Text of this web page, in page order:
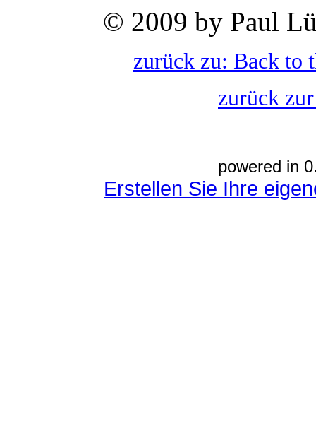
© 2009 by Paul
zurück zu: Back to
zurück
powered in
Erstellen Sie Ihre